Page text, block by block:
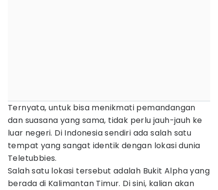
Ternyata, untuk bisa menikmati pemandangan
dan suasana yang sama, tidak perlu jauh-jauh ke
luar negeri. Di Indonesia sendiri ada salah satu
tempat yang sangat identik dengan lokasi dunia
Teletubbies.
Salah satu lokasi tersebut adalah Bukit Alpha yang
berada di Kalimantan Timur. Di sini, kalian akan